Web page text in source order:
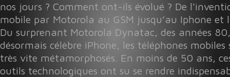
nos jours ? Comment ont-ils évolué ? De
mobile par Motorola au GSM jusqu’au Iphone et
Du surprenant Motorola Dynatac, des années
désormais célèbre iPhone, les téléphones mobiles
très vite métamorphosés. En moins de 50 ans,
outils technologiques ont su se rendre